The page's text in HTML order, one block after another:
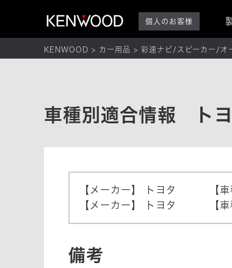
個人のお客様
KENWOOD カー用品 彩速ナビ/スピーカー/オ
車種別適合情報 ト
【メーカー】 トヨタ 【車
【メーカー】
トヨタ 【車
備考